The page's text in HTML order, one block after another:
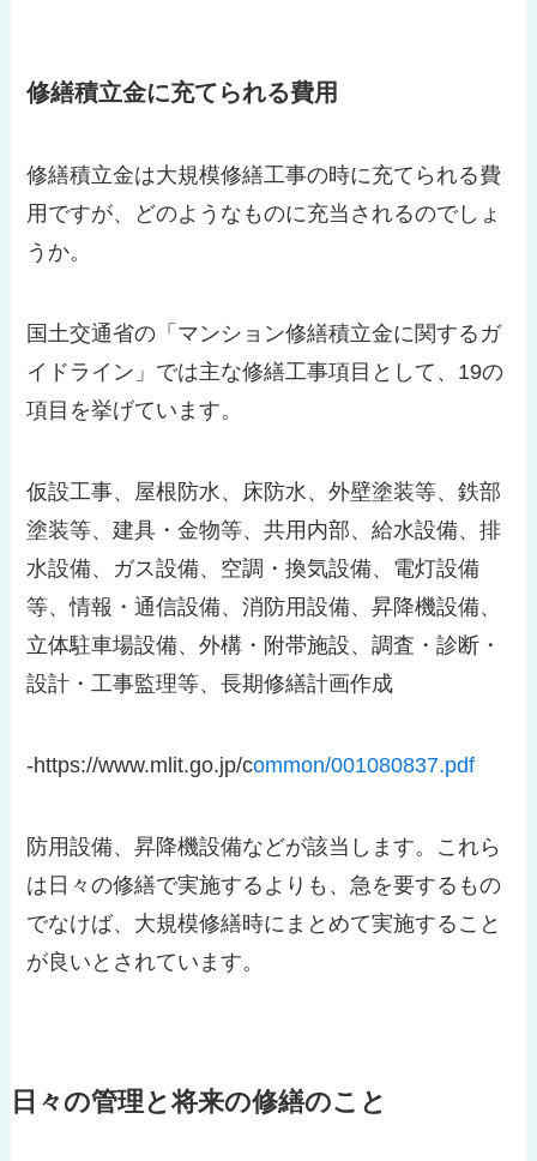
修繕積立金に充てられる費用
修繕積立金は大規模修繕工事の時に充てられる費
用ですが、どのようなものに充当されるのでしょ
うか。
国土交通省の「マンション修繕積立金に関するガ
イドライン」では主な修繕工事項目として、19の
項目を挙げています。
仮設工事、屋根防水、床防水、外壁塗装等、鉄部
塗装等、建具・金物等、共用内部、給水設備、排
水設備、ガス設備、空調・換気設備、電灯設備
等、情報・通信設備、消防用設備、昇降機設備、
立体駐車場設備、外構・附帯施設、調査・診断・
設計・工事監理等、長期修繕計画作成
-https://www.mlit.go.jp/common/001080837.pdf
防用設備、昇降機設備などが該当します。これら
は日々の修繕で実施するよりも、急を要するもの
でなけば、大規模修繕時にまとめて実施すること
が良いとされています。
日々の管理と将来の修繕のこと